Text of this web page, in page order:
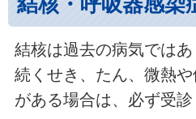
結核は過去の病気では
続くせき、たん、微熱
がある場合は、必ず受診